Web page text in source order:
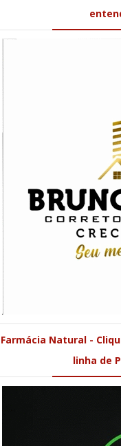
Farmácia Natural -
linha de